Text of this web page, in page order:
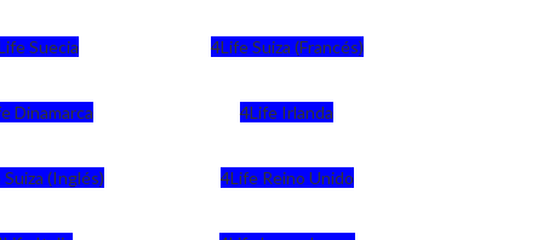
Suecia 4Life Suiza (Francés)
Dinamarca 4Life Irlanda
(Inglés) 4Life Reino Unido